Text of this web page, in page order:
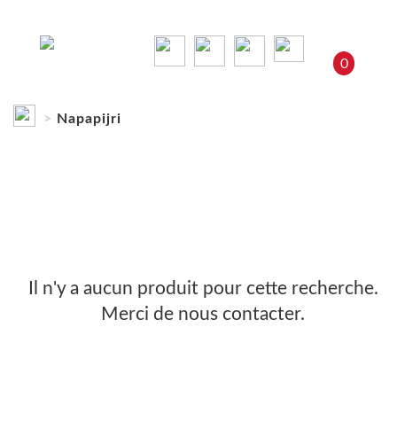
0
Napapijri
Napapijri
Il n'y a aucun produit pour cette recherche.
Merci de nous contacter.